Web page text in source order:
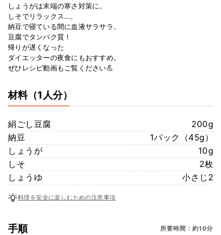
しょうがは末端の寒さ対策に。
しそでリラックス…。
納豆で寝ている間に血液サラサラ。
豆腐でタンパク質！
帰りが遅くなった
ダイエッターの夜食にもおすすめ。
ぜひレシピ動画もご覧ください💪
材料（1人分）
絹ごし豆腐
200g
納豆
1パック（45g）
しょうが
10g
しそ
2枚
しょうゆ
小さじ2
料理を安全に楽しむための注意事項
手順 所要時間：約10分